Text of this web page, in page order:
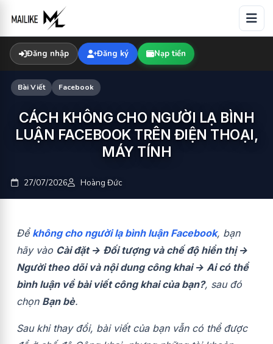
content
Đăng nhập Đăng ký Nạp tiền
Bài Viết Facebook
CÁCH KHÔNG CHO NGƯỜI LẠ BÌNH
LUẬN FACEBOOK TRÊN ĐIỆN THOẠI,
MÁY TÍNH
27/07/2026 Hoàng Đức
Để không cho người lạ bình luận Facebook, bạn
hãy vào Cài đặt → Đối tượng và chế độ hiển thị →
Người theo dõi và nội dung công khai → Ai có thể
bình luận về bài viết công khai của bạn?, sau đó
chọn Bạn bè.
Sau khi thay đổi, bài viết của bạn vẫn có thể được